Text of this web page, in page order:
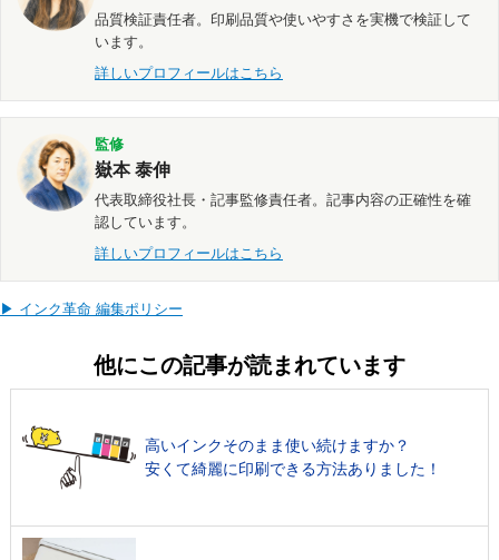
品質検証責任者。印刷品質や使いやすさを実機で検証して
います。
詳しいプロフィールはこちら
監修
嶽本 泰伸
代表取締役社長・記事監修責任者。記事内容の正確性を確
認しています。
詳しいプロフィールはこちら
▶ インク革命 編集ポリシー
他にこの記事が読まれています
高いインクそのまま使い続けますか？
安くて綺麗に印刷できる方法ありました！